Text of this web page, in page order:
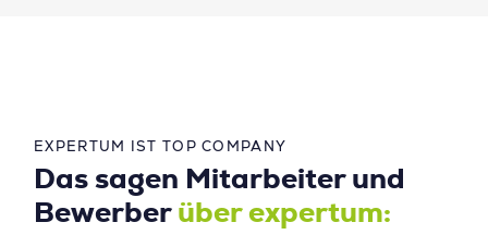
EXPERTUM IST TOP COMPANY
Das sagen Mitarbeiter und
Bewerber über expertum: